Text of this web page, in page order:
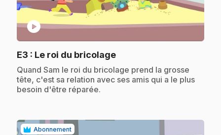
play_circle
E3 : Le roi du bricolage.
.Quand Sam le roi du bricolage prend la grosse
tête, c'est sa relation avec ses amis qui a le plus
besoin d'être réparée.
Abonnement